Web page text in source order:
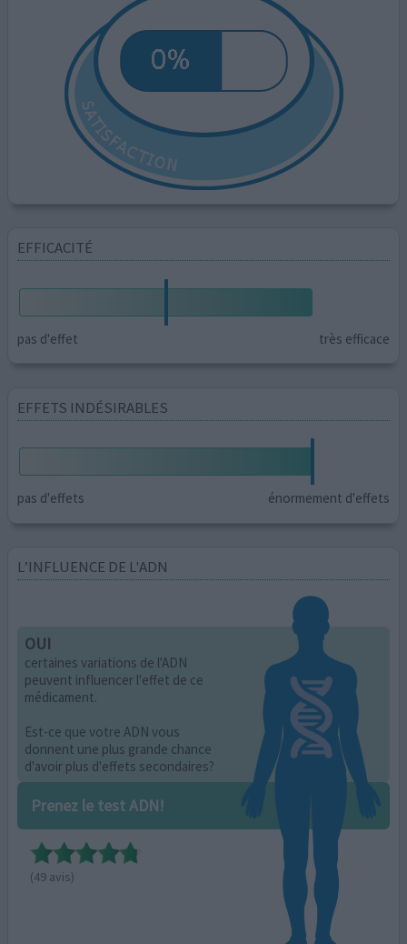
EFFICACITÉ
pas d'effet très efficace
EFFETS INDÉSIRABLES
pas d'effets énormement d'effets
L’INFLUENCE DE L'ADN
OUI
certaines variations de l'ADN
peuvent influencer l'effet de ce
médicament.
Est-ce que votre ADN vous
donnent une plus grande chance
d'avoir plus d'effets secondaires?
Prenez le test ADN!
(49 avis)